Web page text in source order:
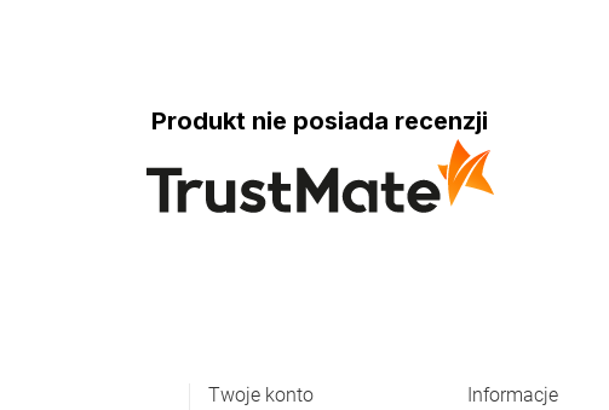
Produkt nie posiada recenzji
Twoje konto Informacje